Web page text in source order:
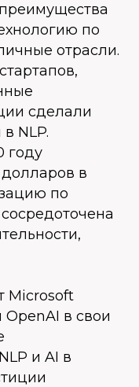
по
отрасли.
сделали
NLP.
году
в
по
Microsoft
OpenAI в свои
и AI в